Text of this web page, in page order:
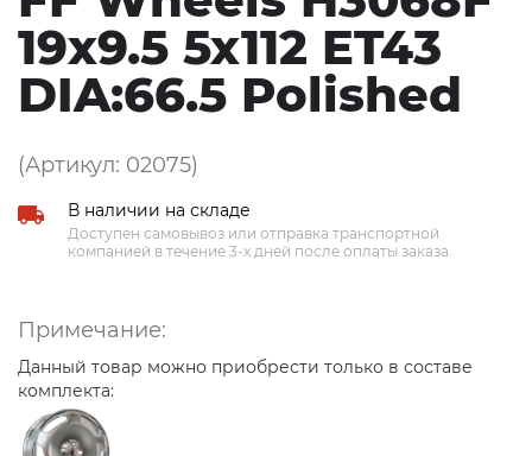
19x9.5 5x112 ET43
DIA:66.5 Polished
(Артикул: 02075)
В наличии на складе
Доступен самовывоз или отправка транспортной
компанией в течение 3-х дней после оплаты заказа.
Примечание:
Данный товар можно приобрести только в составе
комплекта: